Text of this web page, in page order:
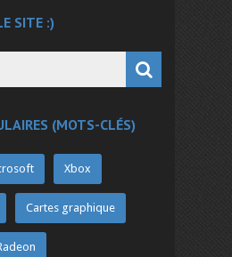
SITE :)
(MOTS-CLÉS)
Xbox
Cartes graphique